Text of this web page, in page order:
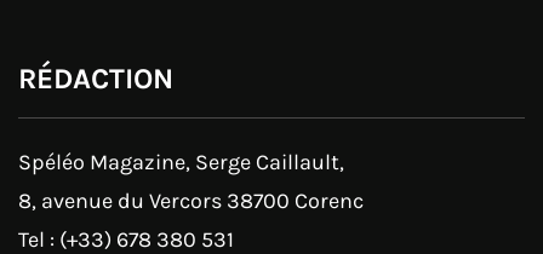
RÉDACTION
Spéléo Magazine, Serge Caillault,
8, avenue du Vercors 38700 Corenc
Tel : (+33) 678 380 531